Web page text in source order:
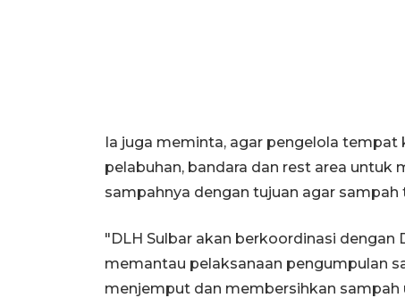
Ia juga meminta, agar pengelola
pelabuhan, bandara dan rest area untuk
sampahnya dengan tujuan agar
"DLH Sulbar akan berkoordinasi dengan
memantau pelaksanaan pengumpulan
menjemput dan membersihkan sampah